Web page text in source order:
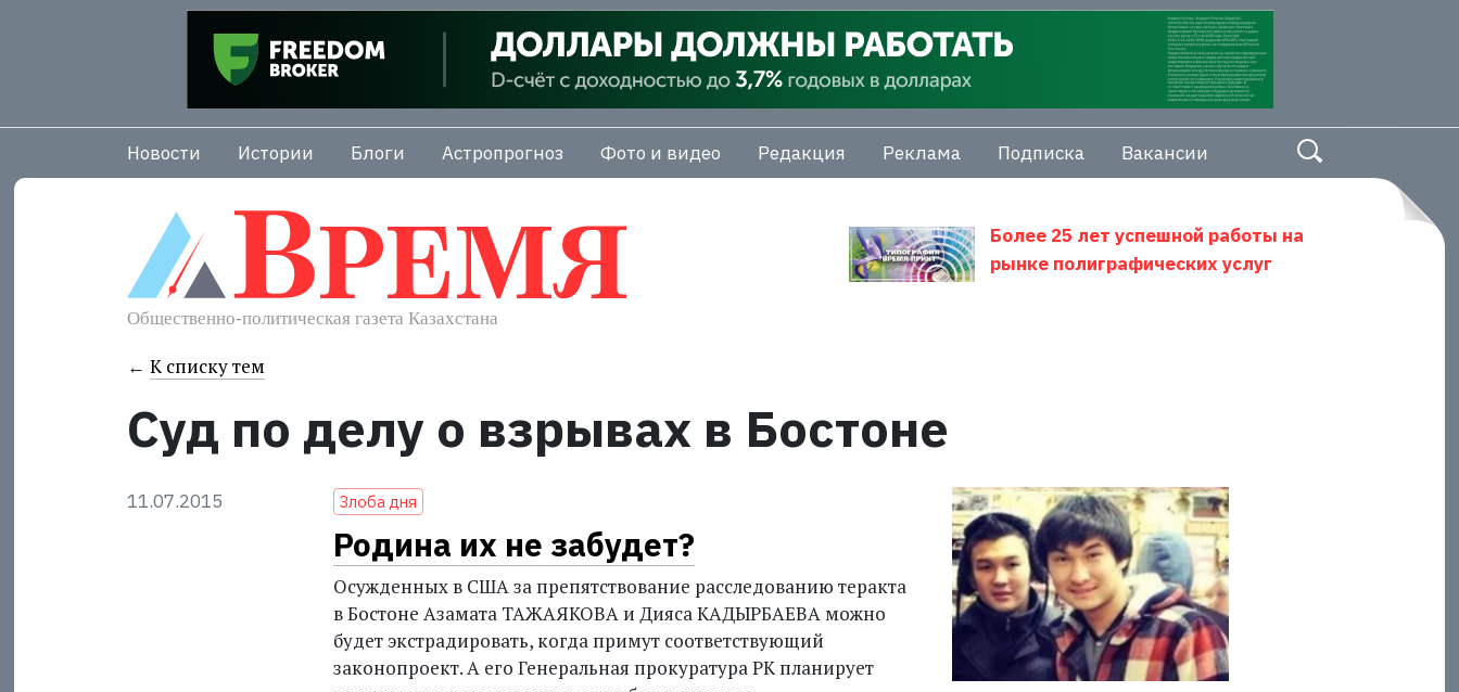
Новости Истории Блоги Астропрогноз Фото и видео Редакция Реклама Подписка Вакансии
Более 25 лет успешной работы на
рынке полиграфических услуг
← К списку тем
Суд по делу о взрывах в Бостоне
11.07.2015 Злоба дня
Родина их не забудет?
Осужденных в США за препятствование расследованию теракта
в Бостоне Азамата ТАЖАЯКОВА и Дияса КАДЫРБАЕВА можно
будет экстрадировать, когда примут соответствующий
законопроект. А его Генеральная прокуратура РК планирует